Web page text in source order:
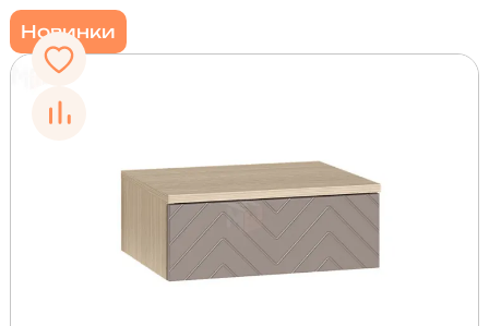
Новинки